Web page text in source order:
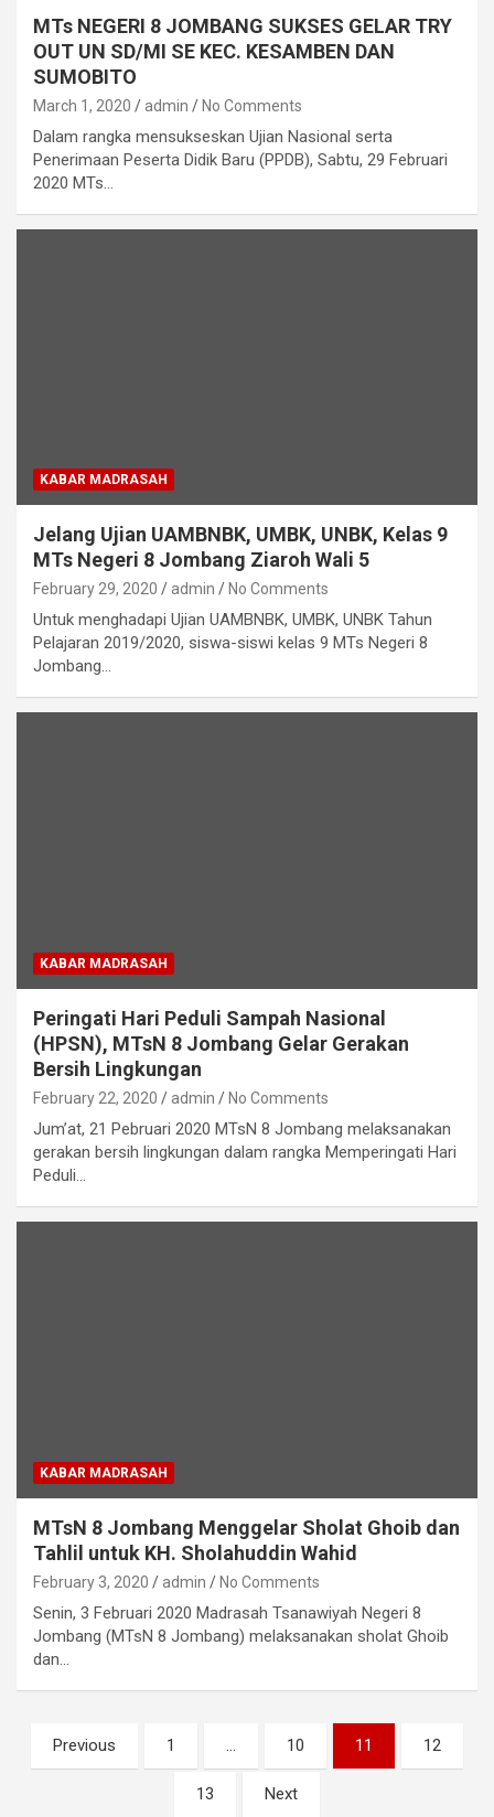
MTs NEGERI 8 JOMBANG SUKSES GELAR TRY
OUT UN SD/MI SE KEC. KESAMBEN DAN
SUMOBITO
March 1, 2020 admin No Comments
Dalam rangka mensukseskan Ujian Nasional serta
Penerimaan Peserta Didik Baru (PPDB), Sabtu, 29 Februari
2020 MTs…
KABAR MADRASAH
Jelang Ujian UAMBNBK, UMBK, UNBK, Kelas 9
MTs Negeri 8 Jombang Ziaroh Wali 5
February 29, 2020 admin No Comments
Untuk menghadapi Ujian UAMBNBK, UMBK, UNBK Tahun
Pelajaran 2019/2020, siswa-siswi kelas 9 MTs Negeri 8
Jombang…
KABAR MADRASAH
Peringati Hari Peduli Sampah Nasional
(HPSN), MTsN 8 Jombang Gelar Gerakan
Bersih Lingkungan
February 22, 2020 admin No Comments
Jum’at, 21 Pebruari 2020 MTsN 8 Jombang melaksanakan
gerakan bersih lingkungan dalam rangka Memperingati Hari
Peduli…
KABAR MADRASAH
MTsN 8 Jombang Menggelar Sholat Ghoib dan
Tahlil untuk KH. Sholahuddin Wahid
February 3, 2020 admin No Comments
Senin, 3 Februari 2020 Madrasah Tsanawiyah Negeri 8
Jombang (MTsN 8 Jombang) melaksanakan sholat Ghoib
dan…
o
Previous 1 … 10 11 12
13 Next